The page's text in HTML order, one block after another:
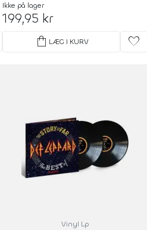
Ikke på lager
199,95 kr
shopping_bag LÆG I KURV favorite
Vinyl Lp